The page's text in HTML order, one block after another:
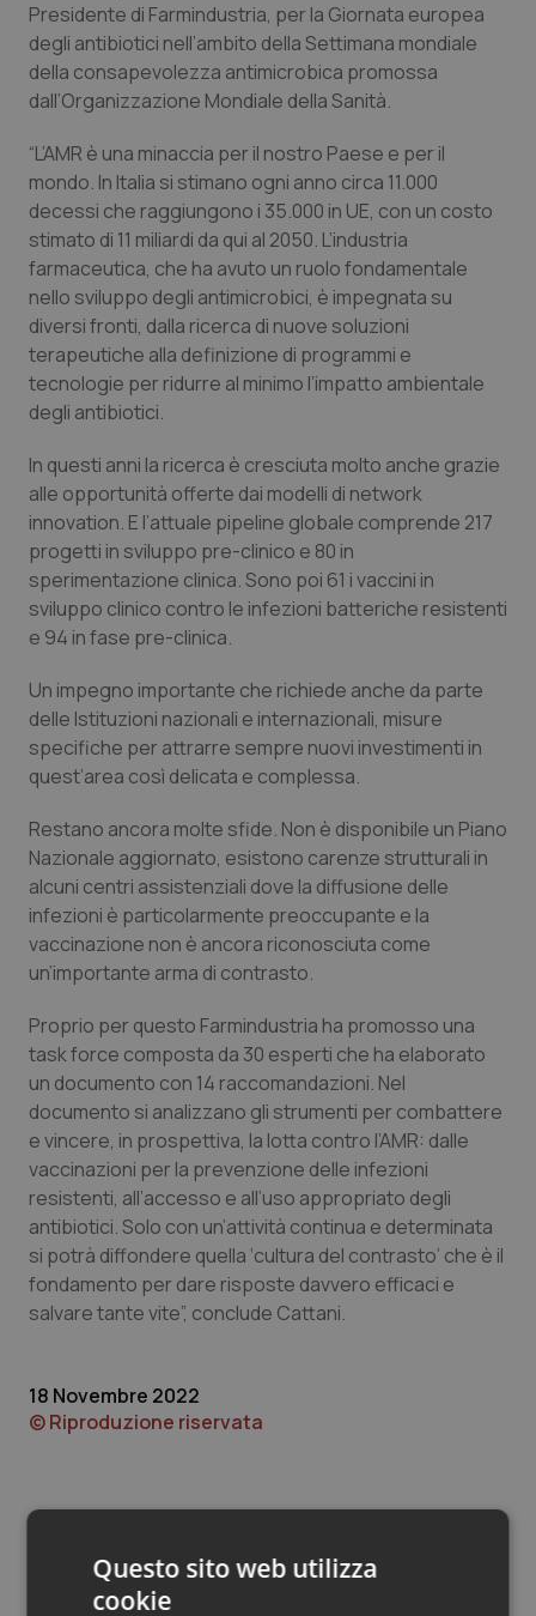
Calabria
Campania
Emilia-Romagna
Friuli Venezia Giulia
Lazio
Liguria
Lombardia
Marche
Molise
Piemonte
Provincia Autonoma di Bolzano
Provincia Autonoma di Trento
Puglia
Sardegna
Sicilia
Toscana
Umbria
Valle D’Aosta
Veneto
Asma & BPCO
Car-T
Colesterolo & coronaropatie
Dermatite Atopica
Diabete & glucometri
Disturbi dell’umore
Dolore
Donna & Salute
Epatiti
HIV
Infezioni & Febbre
Ipertensione & Scompenso
Malattie rare
Malattia di Crohn & Rettocolite Ulcerosa
Neuroscienze & patologie neurodegenerative
Obesità
Oftalmologia
Oncodermatologia
Oncoematologia
Oncologia & Nutrizione
Psoriasi & pelle
Quotidiano Cardiologia
Quotidiano Chirurgia
Quotidiano Pediatria
Rene & patologie urogenitali
Presidente di Farmindustria, per la Giornata europea
degli antibiotici nell’ambito della Settimana mondiale
della consapevolezza antimicrobica promossa
dall’Organizzazione Mondiale della Sanità.
“L’AMR è una minaccia per il nostro Paese e per il
mondo. In Italia si stimano ogni anno circa 11.000
decessi che raggiungono i 35.000 in UE, con un costo
stimato di 11 miliardi da qui al 2050. L’industria
farmaceutica, che ha avuto un ruolo fondamentale
nello sviluppo degli antimicrobici, è impegnata su
diversi fronti, dalla ricerca di nuove soluzioni
terapeutiche alla definizione di programmi e
tecnologie per ridurre al minimo l’impatto ambientale
degli antibiotici.
In questi anni la ricerca è cresciuta molto anche grazie
alle opportunità offerte dai modelli di network
innovation. E l’attuale pipeline globale comprende 217
progetti in sviluppo pre-clinico e 80 in
sperimentazione clinica. Sono poi 61 i vaccini in
sviluppo clinico contro le infezioni batteriche resistenti
e 94 in fase pre-clinica.
Un impegno importante che richiede anche da parte
delle Istituzioni nazionali e internazionali, misure
specifiche per attrarre sempre nuovi investimenti in
quest’area così delicata e complessa.
Restano ancora molte sfide. Non è disponibile un Piano
Nazionale aggiornato, esistono carenze strutturali in
alcuni centri assistenziali dove la diffusione delle
infezioni è particolarmente preoccupante e la
vaccinazione non è ancora riconosciuta come
un’importante arma di contrasto.
Proprio per questo Farmindustria ha promosso una
task force composta da 30 esperti che ha elaborato
un documento con 14 raccomandazioni. Nel
documento si analizzano gli strumenti per combattere
e vincere, in prospettiva, la lotta contro l’AMR: dalle
vaccinazioni per la prevenzione delle infezioni
resistenti, all’accesso e all’uso appropriato degli
antibiotici. Solo con un’attività continua e determinata
si potrà diffondere quella ‘cultura del contrasto’ che è il
fondamento per dare risposte davvero efficaci e
salvare tante vite”, conclude Cattani.
18 Novembre 2022
© Riproduzione riservata
Questo sito web utilizza
cookie